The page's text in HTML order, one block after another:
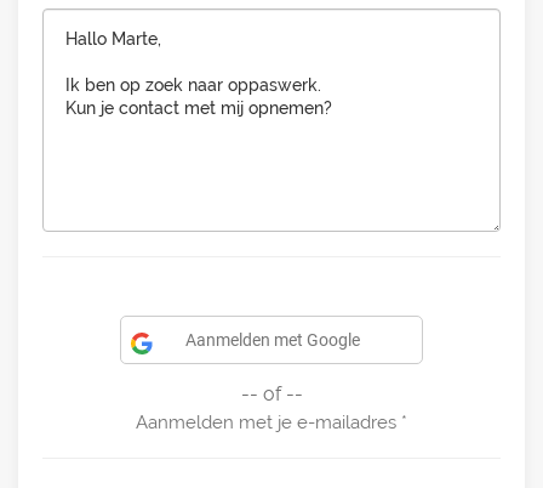
Aanmelden met Google
-- of --
Aanmelden met je e-mailadres